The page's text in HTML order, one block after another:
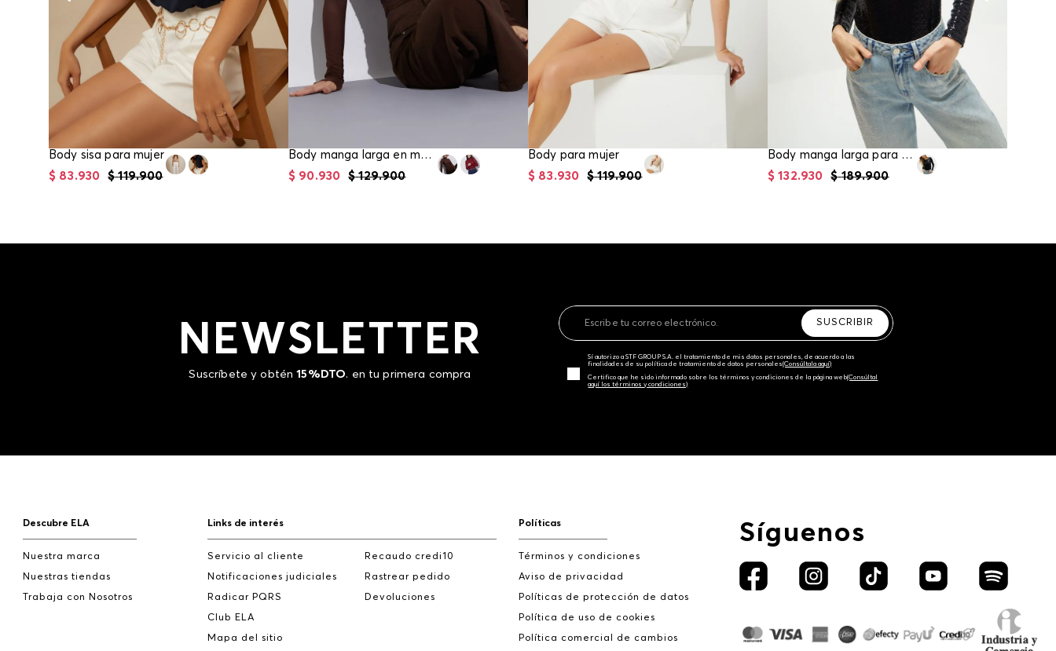
Body sisa para mujer
$ 119.900
$ 83.930
Body manga larga en mesh para mujer
$ 129.900
$ 90.930
Body para mujer
$ 119.900
$ 83.930
Body manga larga para mujer
$ 189.900
$ 132.930
NEWSLETTER
Suscríbete y obtén15%DTO. en tu primera compra
SUSCRIBIR
Sí autorizo a STF GROUP S.A. el tratamiento de mis datos personales, de acuerdo a las
finalidades de su política de tratamiento de datos personales‎(Consúltala aquí)
Certifico que he sido informado sobre los términos y condiciones de la página web‎(Consúltal
aquí los términos y condiciones)
Síguenos
Descubre ELA
Nuestra marca
Nuestras tiendas
Trabaja con Nosotros
Links de interés
Servicio al cliente
Notificaciones judiciales
Radicar PQRS
Club ELA
Mapa del sitio
Recaudo credi10
Rastrear pedido
Devoluciones
Políticas
Términos y condiciones
Aviso de privacidad
Políticas de protección de datos
Política de uso de cookies
Política comercial de cambios